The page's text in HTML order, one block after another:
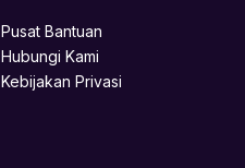
Pusat Bantuan
Hubungi Kami
Kebijakan Privasi